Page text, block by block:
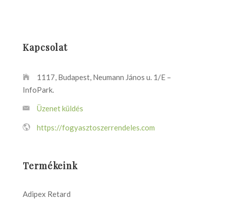
Kapcsolat
1117, Budapest, Neumann János u. 1/E –
InfoPark.
Üzenet küldés
https://fogyasztoszerrendeles.com
Termékeink
Adipex Retard